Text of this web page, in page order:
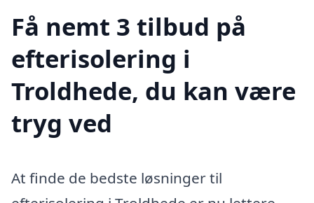
Få nemt 3 tilbud på
efterisolering i
Troldhede, du kan være
tryg ved
At finde de bedste løsninger til